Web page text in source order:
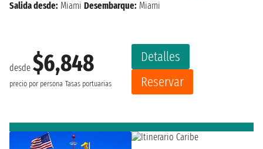
desde $6,848
precio por persona Tasas portuarias
Detalles
Reservar
Salida desde: Miami Desembarque: Miami